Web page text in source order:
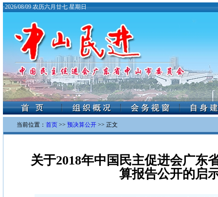
·2026/08/09 农历六月廿七 星期日
当前位置： 首页 >> 预决算公开 >> 正文
关于2018年中国民主促进会广东
算报告公开的启